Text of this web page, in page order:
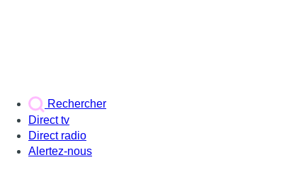
Rechercher
Direct tv
Direct radio
Alertez-nous